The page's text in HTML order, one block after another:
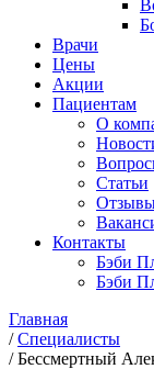
Врачи
Цены
Акции
Пациентам
О
Статьи
Контакты
Бэби
Бэби
Главная
/ Специалисты
/ Бессмертный